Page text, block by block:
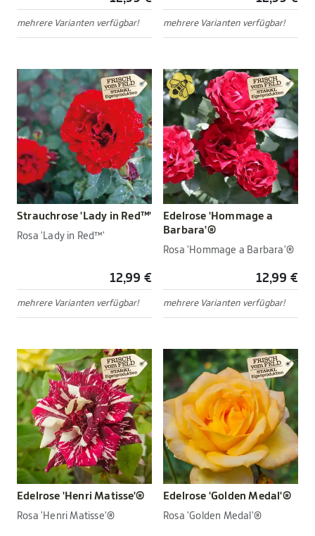
mehrere Varianten verfügbar! mehrere Varianten verfügbar!
Strauchrose 'Lady in Red™'
Rosa 'Lady in Red™'
12,99 €
mehrere Varianten verfügbar!
Edelrose 'Hommage a
Barbara'®
Rosa 'Hommage a Barbara'®
12,99 €
mehrere Varianten verfügbar!
Edelrose 'Henri Matisse'®
Rosa 'Henri Matisse'®
Edelrose 'Golden Medal'®
Rosa 'Golden Medal'®